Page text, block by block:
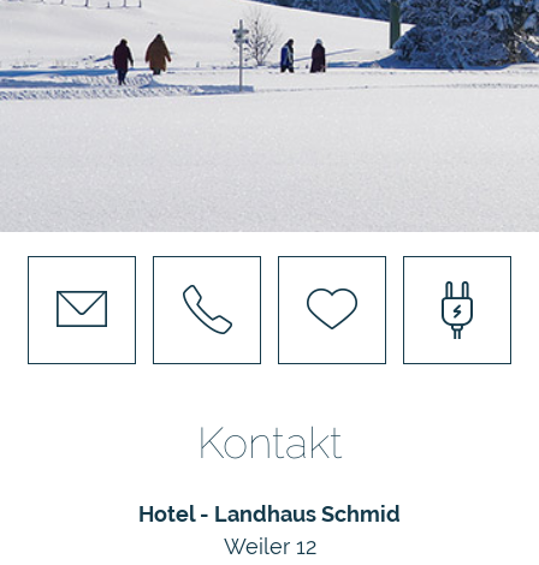
Kontakt
Hotel - Landhaus Schmid
Weiler 12